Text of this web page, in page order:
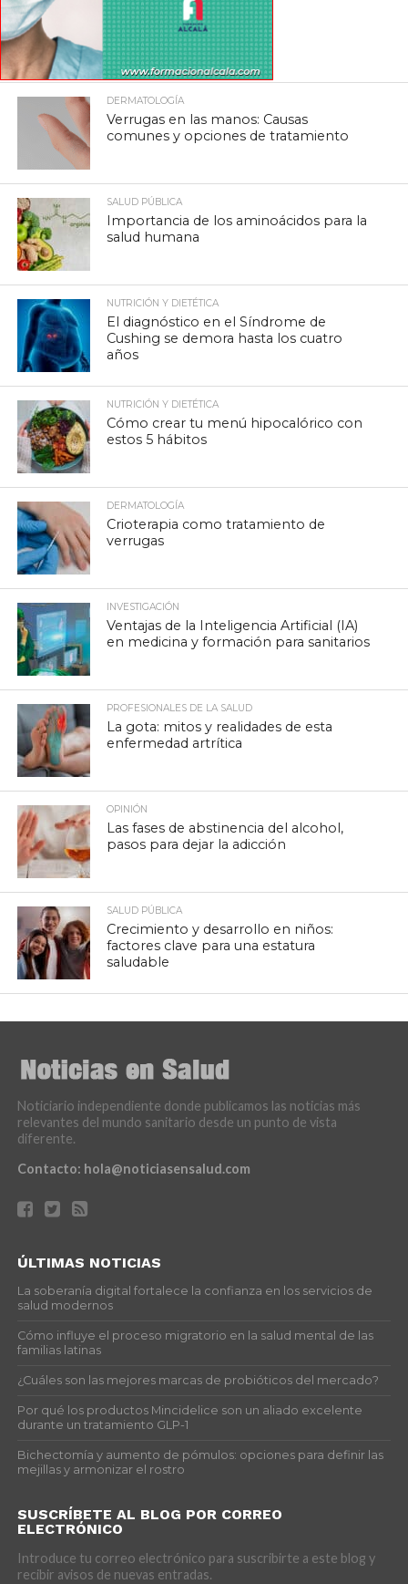
DERMATOLOGÍA
Verrugas en las manos: Causas
comunes y opciones de tratamiento
SALUD PÚBLICA
Importancia de los aminoácidos para la
salud humana
NUTRICIÓN Y DIETÉTICA
El diagnóstico en el Síndrome de
Cushing se demora hasta los cuatro
años
NUTRICIÓN Y DIETÉTICA
Cómo crear tu menú hipocalórico con
estos 5 hábitos
DERMATOLOGÍA
Crioterapia como tratamiento de
verrugas
INVESTIGACIÓN
Ventajas de la Inteligencia Artificial (IA)
en medicina y formación para sanitarios
PROFESIONALES DE LA SALUD
La gota: mitos y realidades de esta
enfermedad artrítica
OPINIÓN
Las fases de abstinencia del alcohol,
pasos para dejar la adicción
SALUD PÚBLICA
Crecimiento y desarrollo en niños:
factores clave para una estatura
saludable
Noticiario independiente donde publicamos las noticias más
relevantes del mundo sanitario desde un punto de vista
diferente.
Contacto: hola@noticiasensalud.com
ÚLTIMAS NOTICIAS
La soberanía digital fortalece la confianza en los servicios de
salud modernos
Cómo influye el proceso migratorio en la salud mental de las
familias latinas
¿Cuáles son las mejores marcas de probióticos del mercado?
Por qué los productos Mincidelice son un aliado excelente
durante un tratamiento GLP-1
Bichectomía y aumento de pómulos: opciones para definir las
mejillas y armonizar el rostro
SUSCRÍBETE AL BLOG POR CORREO
ELECTRÓNICO
Introduce tu correo electrónico para suscribirte a este blog y
recibir avisos de nuevas entradas.